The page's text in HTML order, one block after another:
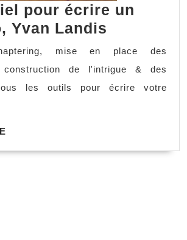
pour écrire un
Yvan Landis
mise en place des
construction de l'intrigue & des
les outils pour écrire votre